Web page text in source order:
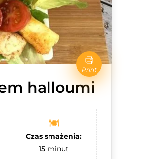
Print
halloumi
Czas smażenia:
15 minut